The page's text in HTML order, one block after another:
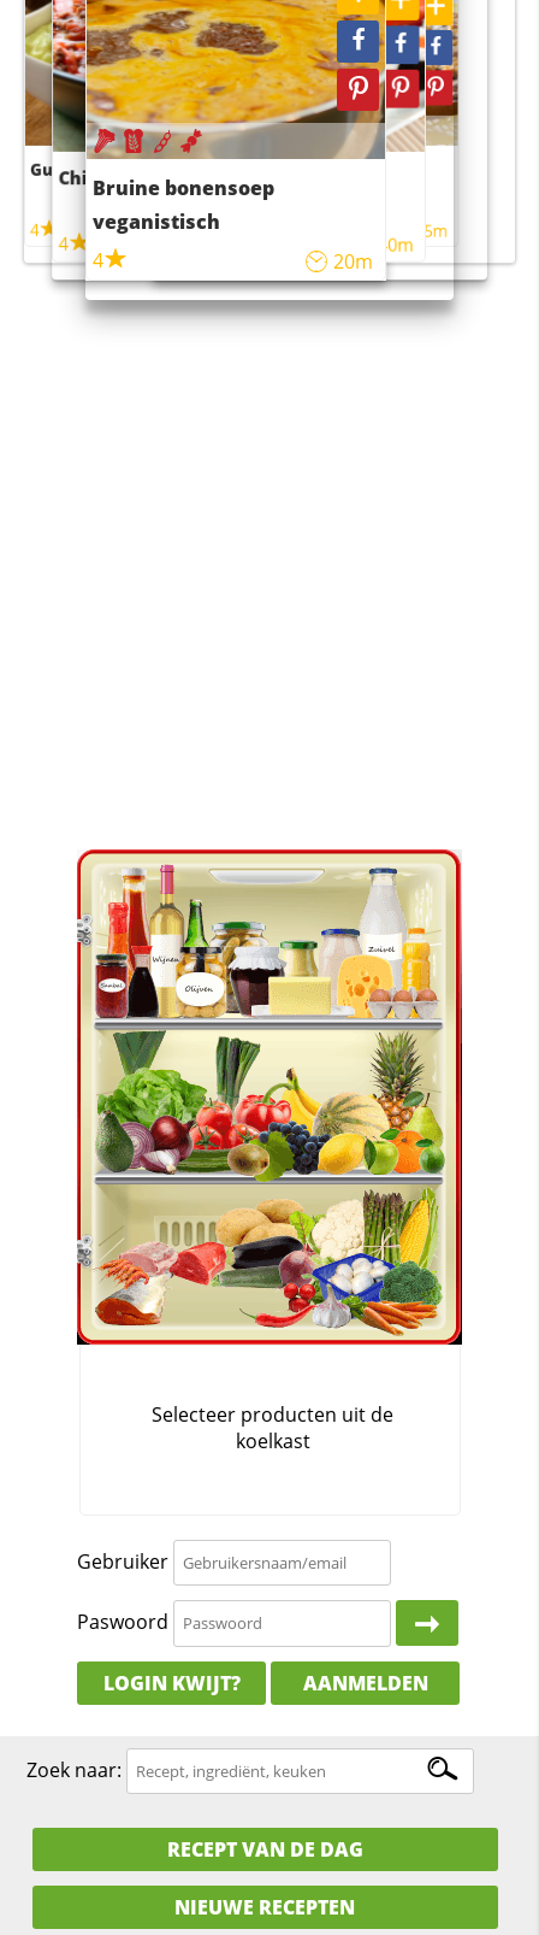
Gebruiker
Paswoord
LOGIN KWIJT? AANMELDEN
Guacamole
4
Chili con carne
4
Bruine bonensoep
veganistisch
4
20m
Sushi rijstsalade
maaltijdsalade
40m
4 55m
Zoek naar:
RECEPT VAN DE DAG
NIEUWE RECEPTEN